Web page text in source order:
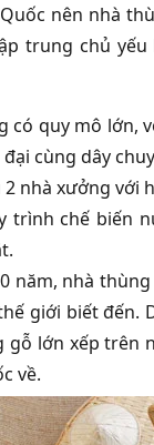
nên nhà
trung chủ
có quy mô lớn,
cùng dây
nhà xưởng với
chế biến
năm, nhà
giới biết đến.
lớn xếp trên
về.